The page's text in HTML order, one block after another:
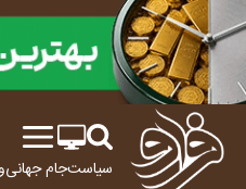
سیاستجام جهانی